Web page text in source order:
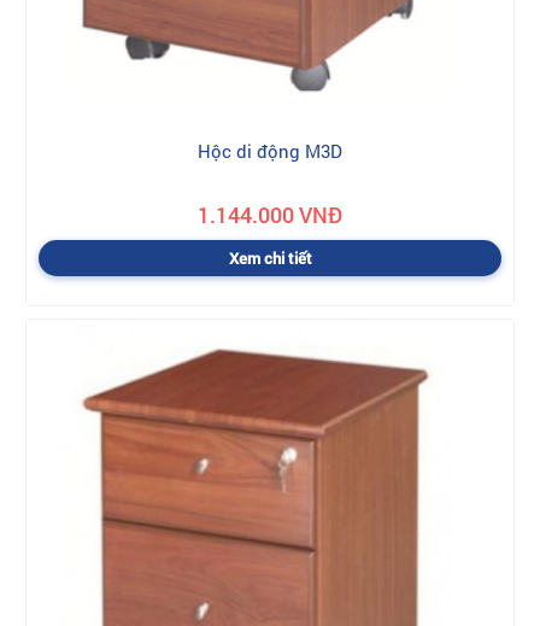
Hộc di động M3D
1.144.000 VNĐ
Xem chi tiết